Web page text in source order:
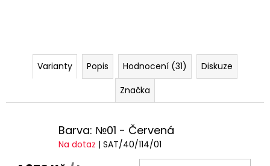
Varianty Popis Hodnocení (31)
Diskuze
Značka
Barva: №01 - Červená
Na dotaz | SAT/40/114/01